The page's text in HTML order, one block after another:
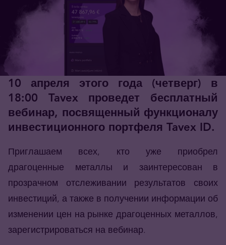
10 апреля этого года (четверг) в
18:00 Tavex проведет бесплатный
вебинар, посвященный функционалу
инвестиционного портфеля Tavex ID.
Приглашаем всех, кто уже приобрел
драгоценные металлы и заинтересован в
прозрачном отслеживании результатов своих
инвестиций, а также в получении информации об
изменении цен на рынке драгоценных металлов,
зарегистрироваться на вебинар.